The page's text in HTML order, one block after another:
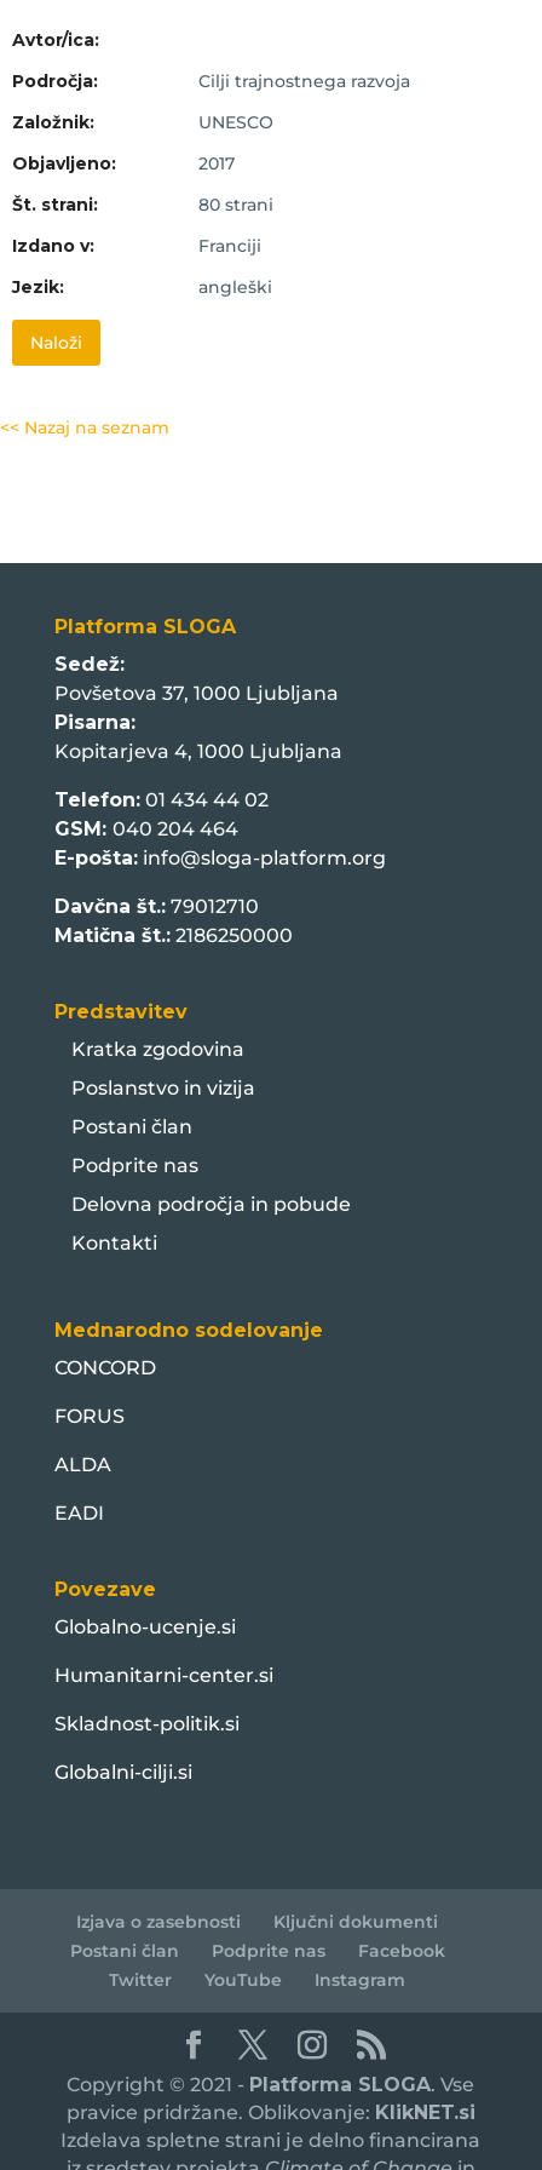
Avtor/ica:
Področja:
Cilji trajnostnega razvoja
Založnik:
UNESCO
Objavljeno:
2017
Št. strani:
80 strani
Izdano v:
Franciji
Jezik:
angleški
Naloži
<< Nazaj na seznam
Platforma SLOGA
Sedež:
Povšetova 37, 1000 Ljubljana
Pisarna:
Kopitarjeva 4, 1000 Ljubljana
Telefon:01 434 44 02
GSM: 040 204 464
E-pošta: info@sloga-platform.org
Davčna št.:79012710
Matična št.:2186250000
Predstavitev
Kratka zgodovina
Poslanstvo in vizija
Postani član
Podprite nas
Delovna področja in pobude
Kontakti
Mednarodno sodelovanje
CONCORD
FORUS
ALDA
EADI
Povezave
Globalno-ucenje.si
Humanitarni-center.si
Skladnost-politik.si
Globalni-cilji.si
Izjava o zasebnosti
Ključni dokumenti
Postani član
Podprite nas
Facebook
Twitter
YouTube Instagram
Copyright © 2021 - Platforma SLOGA. Vse
pravice pridržane. Oblikovanje: KlikNET.si
Izdelava spletne strani je delno financirana